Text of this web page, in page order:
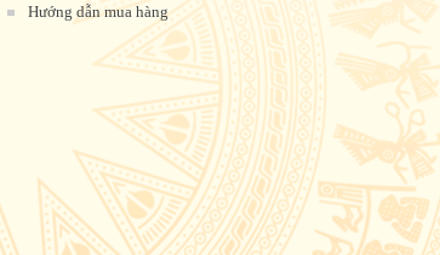
Hướng dẫn mua hàng